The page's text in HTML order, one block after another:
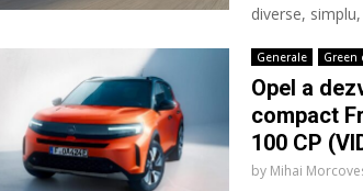
diverse,
Generale Green
Opel a
compact
100 CP
by Mihai